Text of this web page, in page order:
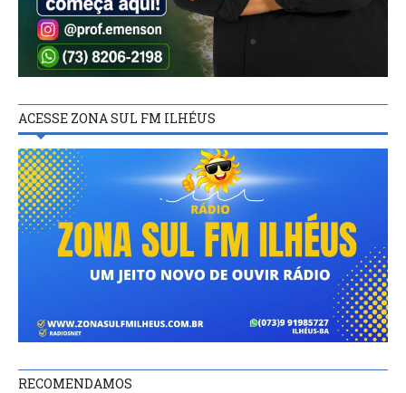
ACESSE ZONA SUL FM ILHÉUS
RECOMENDAMOS